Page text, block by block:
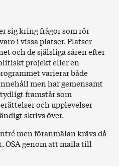
sig kring frågor som rör
i vissa platser. Platser
och de själsliga såren efter
projekt eller en
varierar både
men har gemensamt
framstår som
och upplevelser
skrivs över.
men föranmälan krävs då
OSA genom att maila till